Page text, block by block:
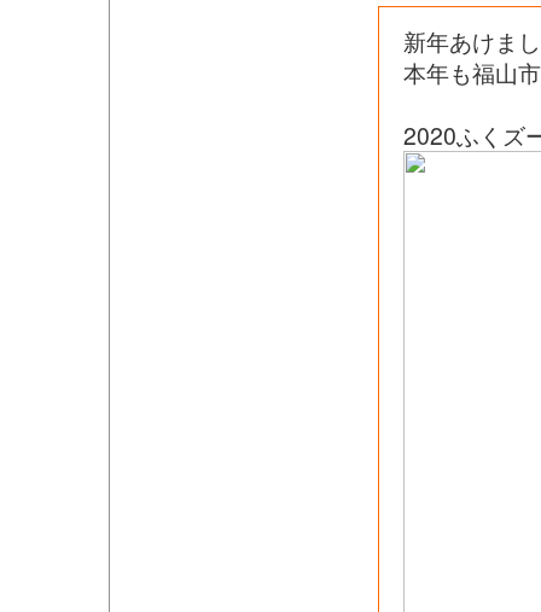
新年あけま
本年も福山
2020ふくズ